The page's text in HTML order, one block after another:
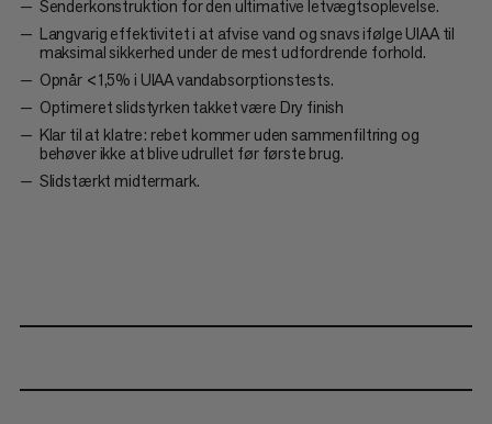
Senderkonstruktion for den ultimative letvægtsoplevelse.
Langvarig effektivitet i at afvise vand og snavs ifølge UIAA til
maksimal sikkerhed under de mest udfordrende forhold.
Opnår <1,5% i UIAA vandabsorptionstests.
Optimeret slidstyrken takket være Dry finish
Klar til at klatre: rebet kommer uden sammenfiltring og
behøver ikke at blive udrullet før første brug.
Slidstærkt midtermark.